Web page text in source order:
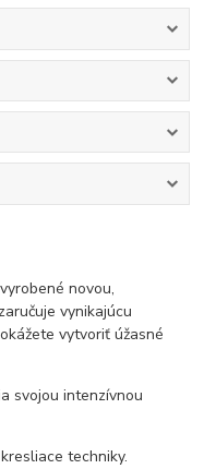
novou,
vynikajúcu
vytvoriť úžasné
svojou intenzívnou
techniky.